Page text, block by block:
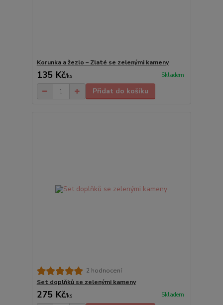
Korunka a žezlo – Zlaté se zelenými kameny
135 Kč/ks Skladem
Přidat do košíku
2 hodnocení
Set doplňků se zelenými kameny
275 Kč/ks Skladem